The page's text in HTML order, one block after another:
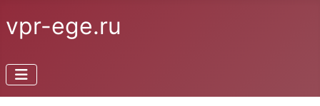
vpr-ege.ru